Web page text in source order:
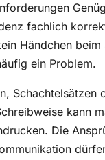
fachlich
Händchen beim
ein Problem.
Schachtelsätzen
kann
Die